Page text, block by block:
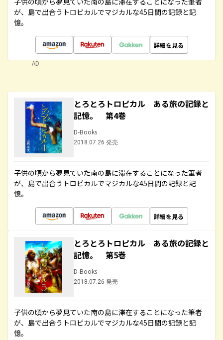
が、島で出合うトロピカルでマジカルな45日間の記録と記
憶。
詳細を見る
AD
とろとろトロピカル ある旅の記録と
記憶。 第4巻
D-Books
2018.07.26 発売
子供の頃から夢見ていた南の島に滞在することになった筆者
が、島で出合うトロピカルでマジカルな45日間の記録と記
憶。
詳細を見る
とろとろトロピカル ある旅の記録と
記憶。 第5巻
D-Books
2018.07.26 発売
子供の頃から夢見ていた南の島に滞在することになった筆者
が、島で出合うトロピカルでマジカルな45日間の記録と記
憶。